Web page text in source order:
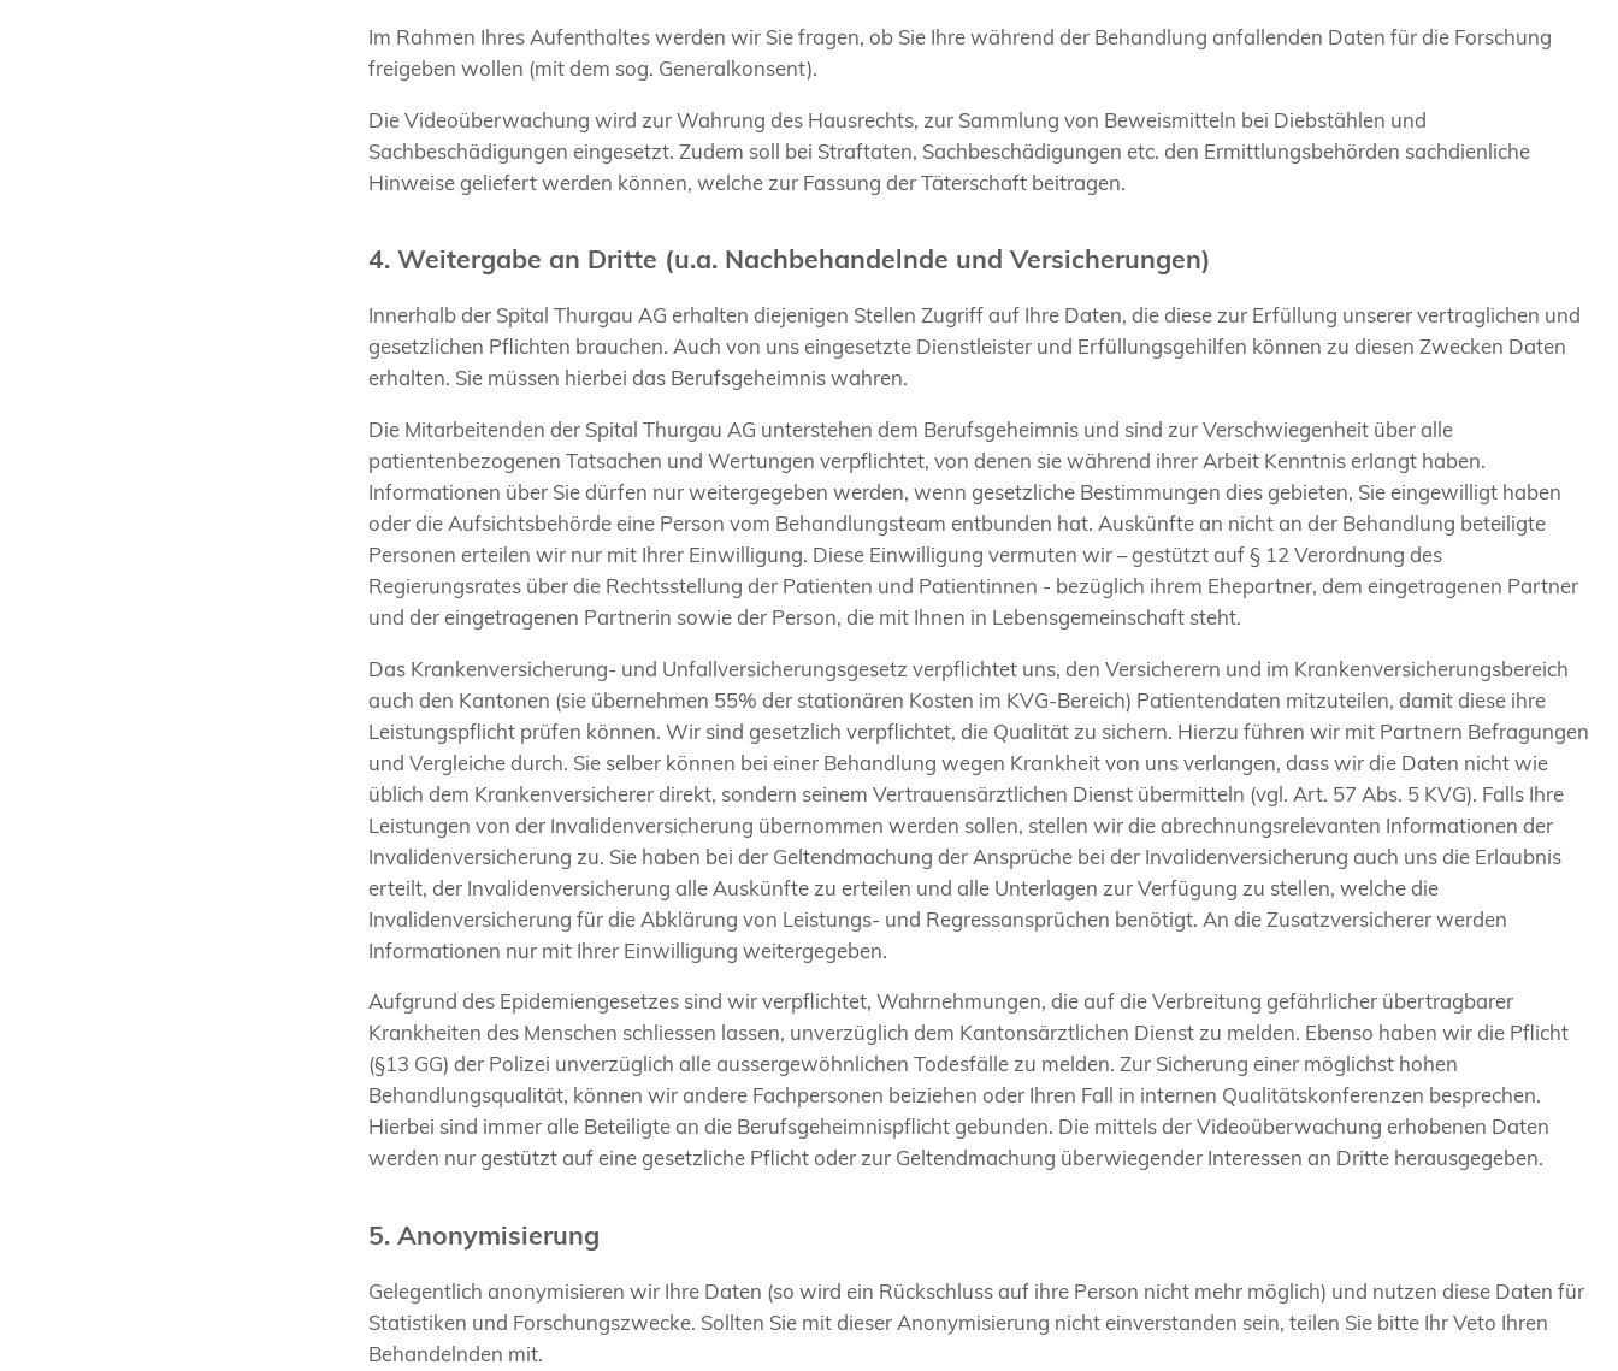
Im Rahmen Ihres Aufenthaltes werden wir Sie fragen, ob Sie Ihre während der Behandlung anfallenden Daten für die Forschung
freigeben wollen (mit dem sog. Generalkonsent).
Die Videoüberwachung wird zur Wahrung des Hausrechts, zur Sammlung von Beweismitteln bei Diebstählen und
Sachbeschädigungen eingesetzt. Zudem soll bei Straftaten, Sachbeschädigungen etc. den Ermittlungsbehörden sachdienliche
Hinweise geliefert werden können, welche zur Fassung der Täterschaft beitragen.
4. Weitergabe an Dritte (u.a. Nachbehandelnde und Versicherungen)
Innerhalb der Spital Thurgau AG erhalten diejenigen Stellen Zugriff auf Ihre Daten, die diese zur Erfüllung unserer vertraglichen und
gesetzlichen Pflichten brauchen. Auch von uns eingesetzte Dienstleister und Erfüllungsgehilfen können zu diesen Zwecken Daten
erhalten. Sie müssen hierbei das Berufsgeheimnis wahren.
Die Mitarbeitenden der Spital Thurgau AG unterstehen dem Berufsgeheimnis und sind zur Verschwiegenheit über alle
patientenbezogenen Tatsachen und Wertungen verpflichtet, von denen sie während ihrer Arbeit Kenntnis erlangt haben.
Informationen über Sie dürfen nur weitergegeben werden, wenn gesetzliche Bestimmungen dies gebieten, Sie eingewilligt haben
oder die Aufsichtsbehörde eine Person vom Behandlungsteam entbunden hat. Auskünfte an nicht an der Behandlung beteiligte
Personen erteilen wir nur mit Ihrer Einwilligung. Diese Einwilligung vermuten wir – gestützt auf § 12 Verordnung des
Regierungsrates über die Rechtsstellung der Patienten und Patientinnen - bezüglich ihrem Ehepartner, dem eingetragenen Partner
und der eingetragenen Partnerin sowie der Person, die mit Ihnen in Lebensgemeinschaft steht.
Das Krankenversicherung- und Unfallversicherungsgesetz verpflichtet uns, den Versicherern und im Krankenversicherungsbereich
auch den Kantonen (sie übernehmen 55% der stationären Kosten im KVG-Bereich) Patientendaten mitzuteilen, damit diese ihre
Leistungspflicht prüfen können. Wir sind gesetzlich verpflichtet, die Qualität zu sichern. Hierzu führen wir mit Partnern Befragungen
und Vergleiche durch. Sie selber können bei einer Behandlung wegen Krankheit von uns verlangen, dass wir die Daten nicht wie
üblich dem Krankenversicherer direkt, sondern seinem Vertrauensärztlichen Dienst übermitteln (vgl. Art. 57 Abs. 5 KVG). Falls Ihre
Leistungen von der Invalidenversicherung übernommen werden sollen, stellen wir die abrechnungsrelevanten Informationen der
Invalidenversicherung zu. Sie haben bei der Geltendmachung der Ansprüche bei der Invalidenversicherung auch uns die Erlaubnis
erteilt, der Invalidenversicherung alle Auskünfte zu erteilen und alle Unterlagen zur Verfügung zu stellen, welche die
Invalidenversicherung für die Abklärung von Leistungs- und Regressansprüchen benötigt. An die Zusatzversicherer werden
Informationen nur mit Ihrer Einwilligung weitergegeben.
Aufgrund des Epidemiengesetzes sind wir verpflichtet, Wahrnehmungen, die auf die Verbreitung gefährlicher übertragbarer
Krankheiten des Menschen schliessen lassen, unverzüglich dem Kantonsärztlichen Dienst zu melden. Ebenso haben wir die Pflicht
(§13 GG) der Polizei unverzüglich alle aussergewöhnlichen Todesfälle zu melden. Zur Sicherung einer möglichst hohen
Behandlungsqualität, können wir andere Fachpersonen beiziehen oder Ihren Fall in internen Qualitätskonferenzen besprechen.
Hierbei sind immer alle Beteiligte an die Berufsgeheimnispflicht gebunden. Die mittels der Videoüberwachung erhobenen Daten
werden nur gestützt auf eine gesetzliche Pflicht oder zur Geltendmachung überwiegender Interessen an Dritte herausgegeben.
5. Anonymisierung
Gelegentlich anonymisieren wir Ihre Daten (so wird ein Rückschluss auf ihre Person nicht mehr möglich) und nutzen diese Daten für
Statistiken und Forschungszwecke. Sollten Sie mit dieser Anonymisierung nicht einverstanden sein, teilen Sie bitte Ihr Veto Ihren
Behandelnden mit.